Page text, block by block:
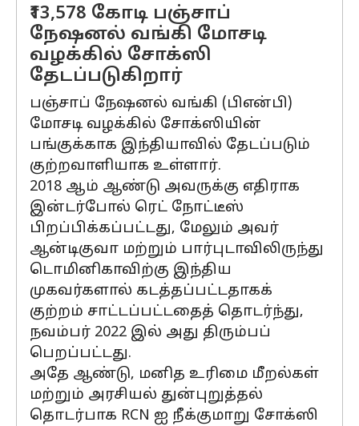
₹13,578 கோடி பஞ்சாப்
நேஷனல் வங்கி மோசடி
வழக்கில் சோக்ஸி
தேடப்படுகிறார்
பஞ்சாப் நேஷனல் வங்கி (பிஎன்பி)
மோசடி வழக்கில் சோக்ஸியின்
பங்குக்காக இந்தியாவில் தேடப்படும்
குற்றவாளியாக உள்ளார்.
2018 ஆம் ஆண்டு அவருக்கு எதிராக
இன்டர்போல் ரெட் நோட்டீஸ்
பிறப்பிக்கப்பட்டது, மேலும் அவர்
ஆன்டிகுவா மற்றும் பார்புடாவிலிருந்து
டொமினிகாவிற்கு இந்திய
முகவர்களால் கடத்தப்பட்டதாகக்
குற்றம் சாட்டப்பட்டதைத் தொடர்ந்து,
நவம்பர் 2022 இல் அது திரும்பப்
பெறப்பட்டது.
அதே ஆண்டு, மனித உரிமை மீறல்கள்
மற்றும் அரசியல் துன்புறுத்தல்
தொடர்பாக RCN ஐ நீக்குமாறு சோக்ஸி